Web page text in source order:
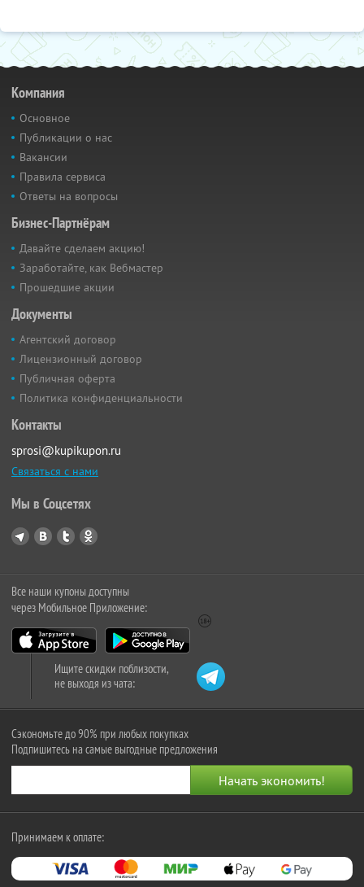
Компания
Основное
Публикации о нас
Вакансии
Правила сервиса
Ответы на вопросы
Бизнес-Партнёрам
Давайте сделаем акцию!
Заработайте, как Вебмастер
Прошедшие акции
Документы
Агентский договор
Лицензионный договор
Публичная оферта
Политика конфиденциальности
Контакты
sprosi@kupikupon.ru
Связаться с нами
Мы в Соцсетях
Все наши купоны доступны
через Мобильное Приложение:
Ищите скидки поблизости,
не выходя из чата:
Сэкономьте до 90% при любых покупках
Подпишитесь на самые выгодные предложения
Принимаем к оплате: